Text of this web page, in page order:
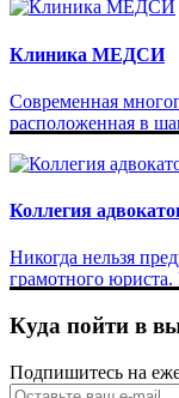
Клиника МЕДСИ
Современная
расположенная в
Коллегия
Никогда нельзя
грамотного юриста.
Куда пойти в
Подпишитесь на